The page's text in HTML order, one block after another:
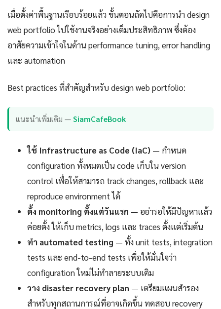
เมื่อตั้งค่าพื้นฐานเรียบร้อยแล้ว ขั้นตอนถัดไปคือการนำ design
web portfolio ไปใช้งานจริงอย่างเต็มประสิทธิภาพ ซึ่งต้อง
อาศัยความเข้าใจในด้าน performance tuning, error handling
และ automation
Best practices ที่สำคัญสำหรับ design web portfolio:
แนะนำเพิ่มเติม —SiamCafeBook
ใช้ Infrastructure as Code (IaC) — กำหนด
configuration ทั้งหมดเป็น code เก็บใน version
control เพื่อให้สามารถ track changes, rollback และ
reproduce environment ได้
ตั้ง monitoring ตั้งแต่วันแรก — อย่ารอให้มีปัญหาแล้ว
ค่อยตั้ง ให้เก็บ metrics, logs และ traces ตั้งแต่เริ่มต้น
ทำ automated testing — ทั้ง unit tests, integration
tests และ end-to-end tests เพื่อให้มั่นใจว่า
configuration ใหม่ไม่ทำลายระบบเดิม
วาง disaster recovery plan — เตรียมแผนสำรอง
สำหรับทุกสถานการณ์ที่อาจเกิดขึ้น ทดสอบ recovery